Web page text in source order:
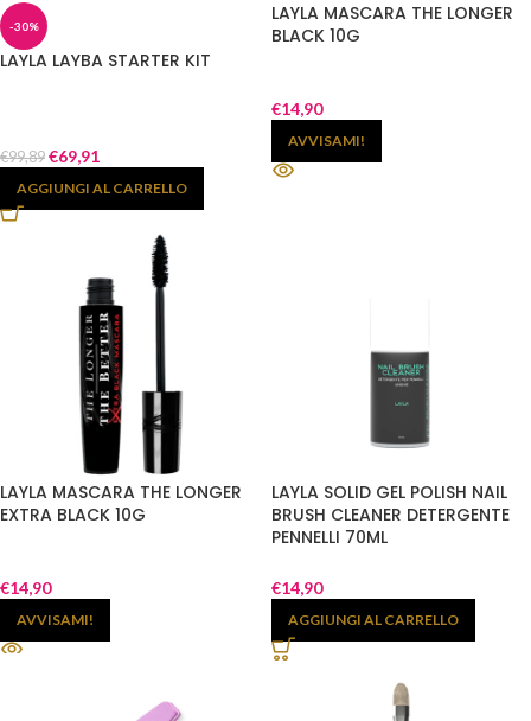
-30%
LAYLA LAYBA STARTER KIT
€99,89 €69,91
AGGIUNGI AL CARRELLO
LAYLA MASCARA THE LONGER
BLACK 10G
€14,90
AVVISAMI!
LAYLA MASCARA THE LONGER
EXTRA BLACK 10G
€14,90
AVVISAMI!
LAYLA SOLID GEL POLISH NAIL
BRUSH CLEANER DETERGENTE
PENNELLI 70ML
€14,90
AGGIUNGI AL CARRELLO